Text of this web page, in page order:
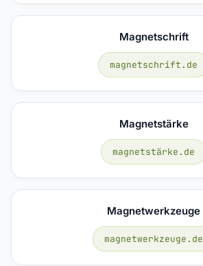
Magnetschrift
magnetschrift.de
Magnetstärke
magnetstärke.de
Magnetwerkzeuge
magnetwerkzeuge.de